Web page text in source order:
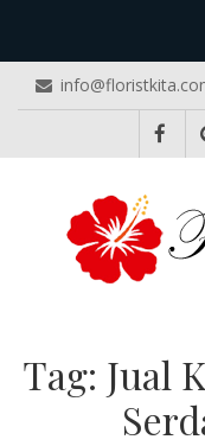
Tag: Jual